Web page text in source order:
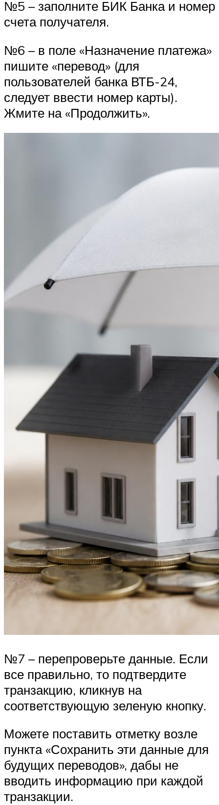
№5 – заполните БИК Банка и номер
счета получателя.
№6 – в поле «Назначение платежа»
пишите «перевод» (для
пользователей банка ВТБ-24,
следует ввести номер карты).
Жмите на «Продолжить».
№7 – перепроверьте данные. Если
все правильно, то подтвердите
транзакцию, кликнув на
соответствующую зеленую кнопку.
Можете поставить отметку возле
пункта «Сохранить эти данные для
будущих переводов», дабы не
вводить информацию при каждой
транзакции.